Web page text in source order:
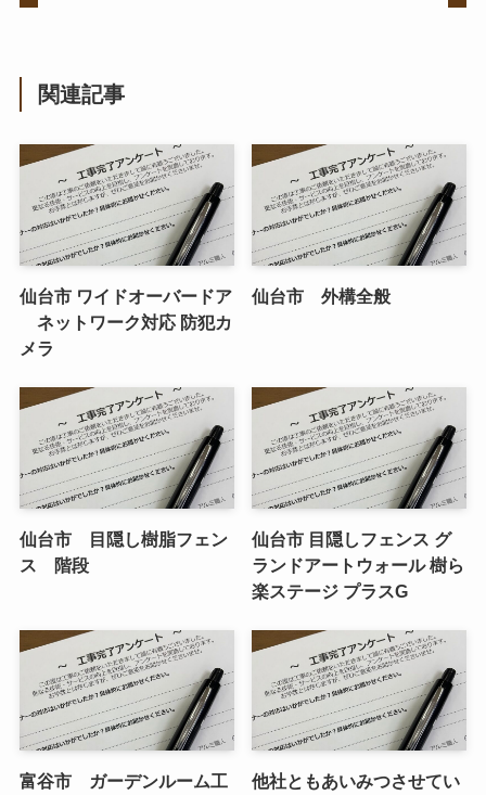
関連記事
仙台市 ワイドオーバードア
ネットワーク対応 防犯カ
メラ
仙台市 外構全般
仙台市 目隠し樹脂フェン
ス 階段
仙台市 目隠しフェンス グ
ランドアートウォール 樹ら
楽ステージ プラスG
富谷市 ガーデンルーム工
他社ともあいみつさせてい